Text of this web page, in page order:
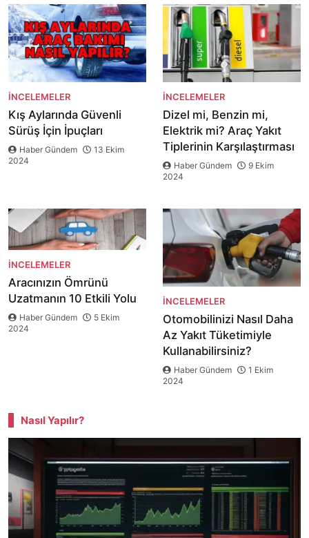
İNCELEMELER
Kış Aylarında Güvenli
Sürüş İçin İpuçları
Haber Gündem
13 Ekim
2024
İNCELEMELER
Dizel mi, Benzin mi,
Elektrik mi? Araç Yakıt
Tiplerinin Karşılaştırması
Haber Gündem
9 Ekim
2024
İNCELEMELER
Aracınızın Ömrünü
Uzatmanın 10 Etkili Yolu
Haber Gündem
5 Ekim
2024
İNCELEMELER
Otomobilinizi Nasıl Daha
Az Yakıt Tüketimiyle
Kullanabilirsiniz?
Haber Gündem
1 Ekim
2024
Nasıl Yapılır?